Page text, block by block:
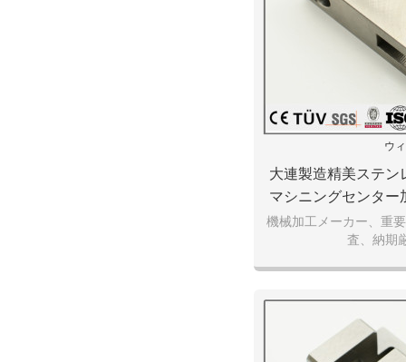
ウ
大連製造精美ステン
マシニングセンター
キ処理などの
機械加工メーカー、重
査、納期